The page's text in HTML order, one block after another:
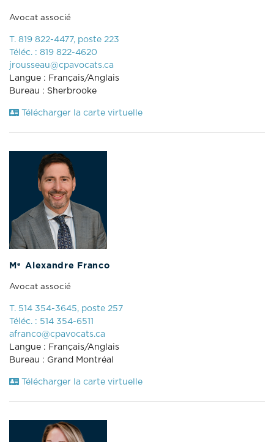
Avocat associé
T. 819 822-4477, poste 223
Téléc. : 819 822-4620
jrousseau@cpavocats.ca
Langue : Français/Anglais
Bureau : Sherbrooke
Télécharger la carte virtuelle
M e Alexandre Franco
Avocat associé
T. 514 354-3645, poste 257
Téléc. : 514 354-6511
afranco@cpavocats.ca
Langue : Français/Anglais
Bureau : Grand Montréal
Télécharger la carte virtuelle